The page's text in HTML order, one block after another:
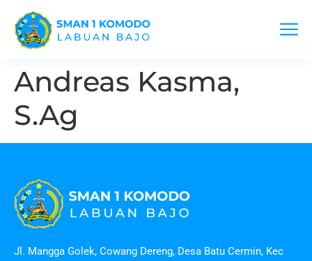
Andreas Kasma,
S.Ag
Jl. Mangga Golek, Cowang Dereng, Desa Batu Cermin, Kec